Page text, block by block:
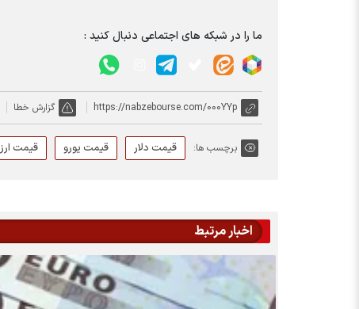
ما را در شبکه های اجتماعی دنبال کنید :
https://nabzebourse.com/000YYp گزارش خطا
برچسب ها: قیمت دلار قیمت یورو قیمت ارز
اخبار مرتبط